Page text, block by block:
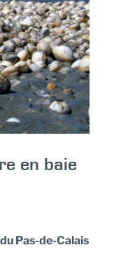
en baie
Pas-de-Calais